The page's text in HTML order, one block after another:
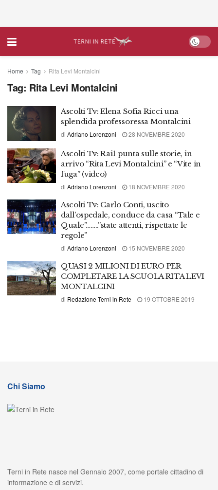
Home Tag Rita Levi Montalcini
Tag: Rita Levi Montalcini
Ascolti Tv: Elena Sofia Ricci una
splendida professoressa Montalcini
di Adriano Lorenzoni 28 NOVEMBRE 2020
Ascolti Tv: Rai1 punta sulle storie, in
arrivo “Rita Levi Montalcini” e “Vite in
fuga” (video)
di Adriano Lorenzoni 18 NOVEMBRE 2020
Ascolti Tv: Carlo Conti, uscito
dall’ospedale, conduce da casa “Tale e
Quale”……..”state attenti, rispettate le
regole”
di Adriano Lorenzoni 15 NOVEMBRE 2020
QUASI 2 MILIONI DI EURO PER
COMPLETARE LA SCUOLA RITA LEVI
MONTALCINI
di Redazione Terni in Rete 19 OTTOBRE 2019
Chi Siamo
Terni in Rete nasce nel Gennaio 2007, come portale cittadino di
informazione e di servizi.